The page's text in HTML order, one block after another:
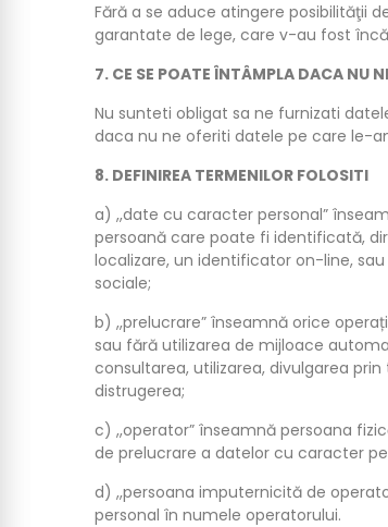
Fără a se aduce atingere posibilităţii
garantate de lege, care v-au fost
7. CE SE POATE ÎNTÂMPLA DACA NU
Nu sunteti obligat sa ne furnizati
daca nu ne oferiti datele pe care le-
8. DEFINIREA TERMENILOR FOLOSITI
a) ,,date cu caracter personal”
persoană care poate fi identificată,
localizare, un identificator on-line,
sociale;
b) ,,prelucrare” înseamnă orice
sau fără utilizarea de mijloace
consultarea, utilizarea, divulgarea
distrugerea;
c) ,,operator” înseamnă persoana
de prelucrare a datelor cu caracter
d) ,,persoana imputernicită de
personal în numele operatorului.